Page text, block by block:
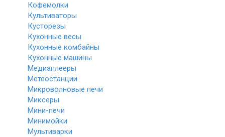
Кофемолки
Культиваторы
Кусторезы
Кухонные весы
Кухонные комбайны
Кухонные машины
Медиаплееры
Метеостанции
Микроволновые печи
Миксеры
Мини-печи
Минимойки
Мультиварки